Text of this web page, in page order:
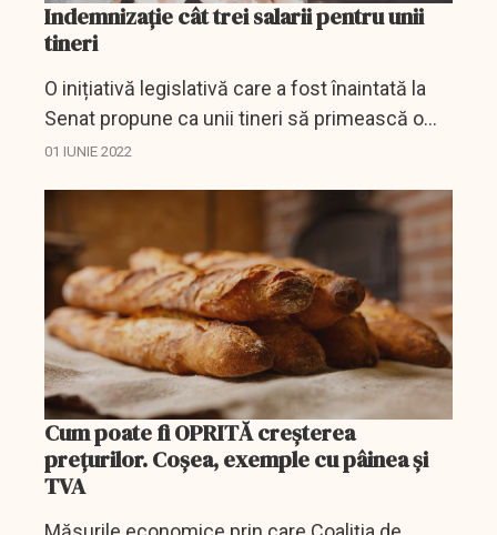
Indemnizație cât trei salarii pentru unii
tineri
O inițiativă legislativă care a fost înaintată la
Senat propune ca unii tineri să primească o
indemnizație echivalentă cu trei salarii
01 IUNIE 2022
Cum poate fi OPRITĂ creșterea
prețurilor. Coșea, exemple cu pâinea şi
TVA